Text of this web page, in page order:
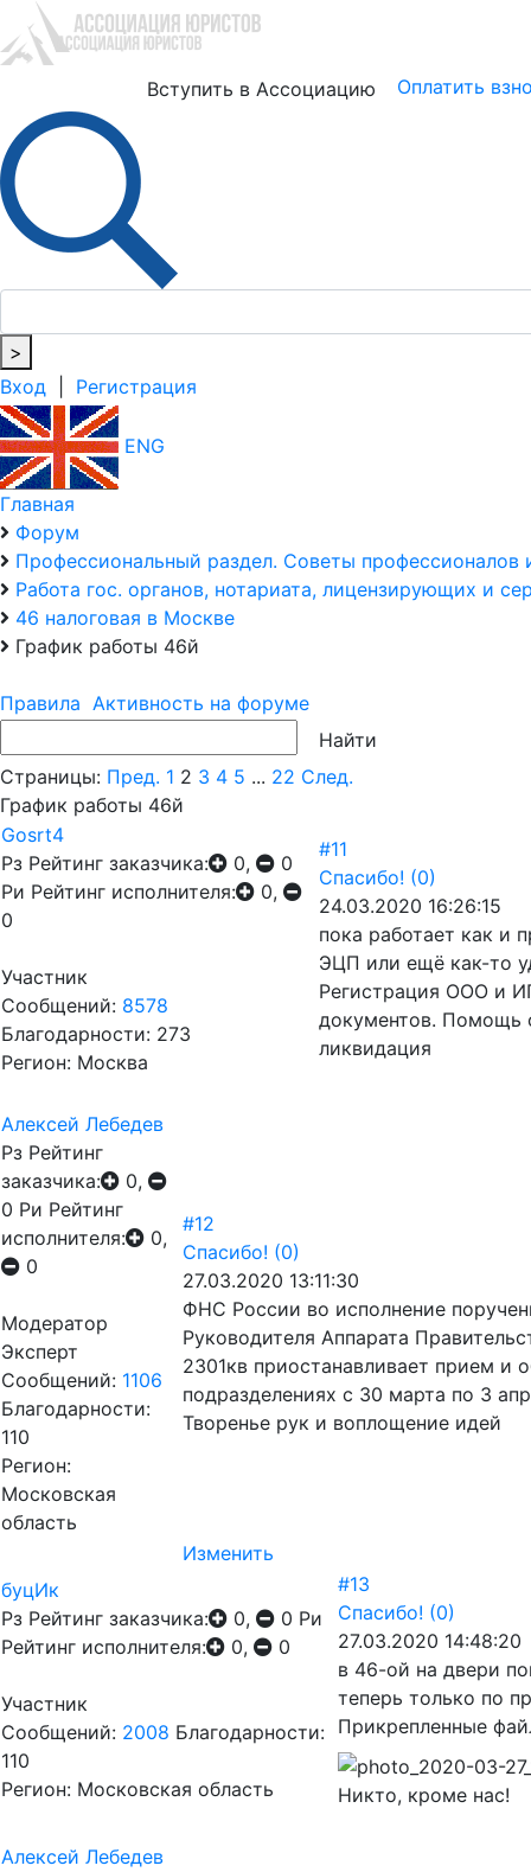
Вступить в Ассоциацию Оплатить
>
Вход
Регистрация
ENG
Главная
Форум
Профессиональный раздел. Советы
Работа гос. органов, нотариата, лицензирующих и
46 налоговая в Москве
График работы 46й
Правила Активность на форуме
Страницы: Пред. 1 2 3 4 5 ... 22 След.
График работы 46й
Gosrt4
Рз Рейтинг заказчика: 0,
0
Ри Рейтинг исполнителя:
0,
0
Участник
Сообщений: 8578
Благодарности: 273
Регион: Москва
#11
Спасибо! (0)
24.03.2020 16:26:15
пока работает как и
ЭЦП или ещё как-то
Регистрация ООО и
документов. Помощь
ликвидация
Алексей Лебедев
Рз Рейтинг
заказчика:
0,
0 Ри Рейтинг
исполнителя:
0,
0
Модератор
Эксперт
Сообщений: 1106
Благодарности:
110
Регион:
Московская
область
#12
Спасибо! (0)
27.03.2020 13:11:30
ФНС России во исполнение
Руководителя Аппарата
2301кв приостанавливает прием и
подразделениях с 30 марта по 3
Творенье рук и воплощение идей
Изменить
буцИк
Рз Рейтинг заказчика: 0, 0 Ри
Рейтинг исполнителя:
0, 0
Участник
Сообщений: 2008 Благодарности:
110
Регион: Московская область
#13
Спасибо! (0)
27.03.2020 14:48:20
в 46-ой на двери
теперь только по
Прикрепленные
Никто, кроме нас!
Алексей Лебедев